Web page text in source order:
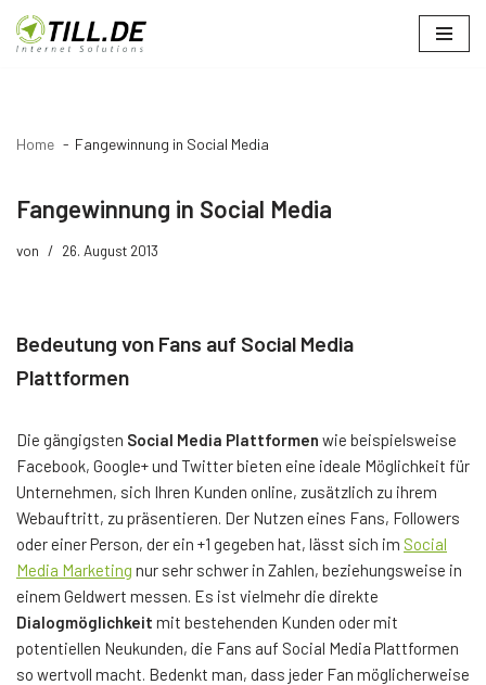
Zum
Home Fangewinnung in Social Media
Fangewinnung in Social Media
von 26. August 2013
Bedeutung von Fans auf Social Media
Plattformen
Die gängigsten Social Media Plattformen wie beispielsweise
Facebook, Google+ und Twitter bieten eine ideale Möglichkeit für
Unternehmen, sich Ihren Kunden online, zusätzlich zu ihrem
Webauftritt, zu präsentieren. Der Nutzen eines Fans, Followers
oder einer Person, der ein +1 gegeben hat, lässt sich im Social
Media Marketing nur sehr schwer in Zahlen, beziehungsweise in
einem Geldwert messen. Es ist vielmehr die direkte
Dialogmöglichkeit mit bestehenden Kunden oder mit
potentiellen Neukunden, die Fans auf Social Media Plattformen
so wertvoll macht. Bedenkt man, dass jeder Fan möglicherweise